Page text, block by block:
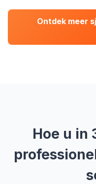
Ontdek meer
Hoe u in